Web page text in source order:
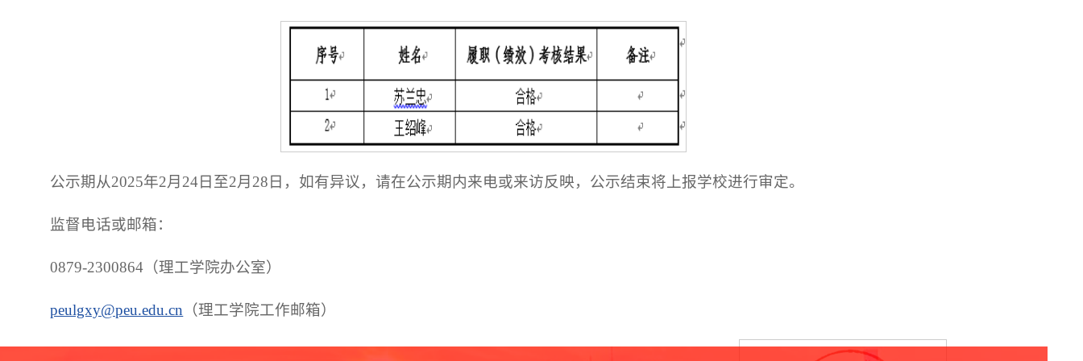
公示期从2025年2月24日至2月28日，如有异议，请在公示期内来电或来访反映，公示结束将上报学校进行审定。
监督电话或邮箱：
0879-2300864（理工学院办公室）
peulgxy@peu.edu.cn （理工学院工作邮箱）